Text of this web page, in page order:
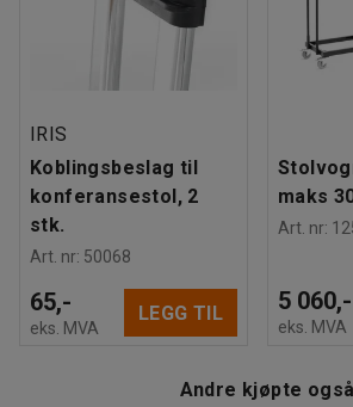
Materiale understell
:
Antall / forpakning:
Maksbelastning
110
Anbefalt antall personer til håndtering
Vekt: 24,04 kg
Montering: Montert
Tester
IRIS
Koblingsbeslag til
konferansestol, 2
stk.
Art. nr: 50068
65,-
eks. MVA
LEGG TIL
maks
Art. nr:
5 060,-
eks. MVA
Andre kjøpte også